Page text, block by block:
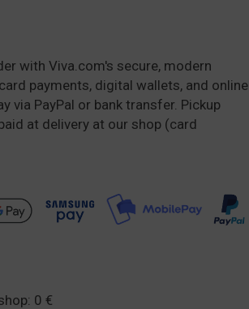
with Viva.com's secure, modern
payments, digital wallets, and online
via PayPal or bank transfer. Pickup
at delivery at our shop (card
0 €